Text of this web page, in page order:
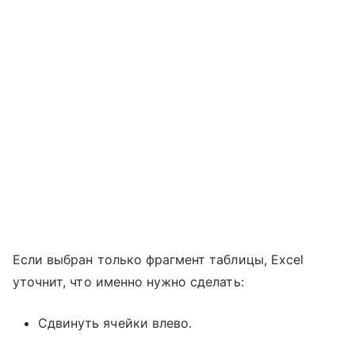
Если выбран только фрагмент таблицы, Excel
уточнит, что именно нужно сделать:
Сдвинуть ячейки влево.